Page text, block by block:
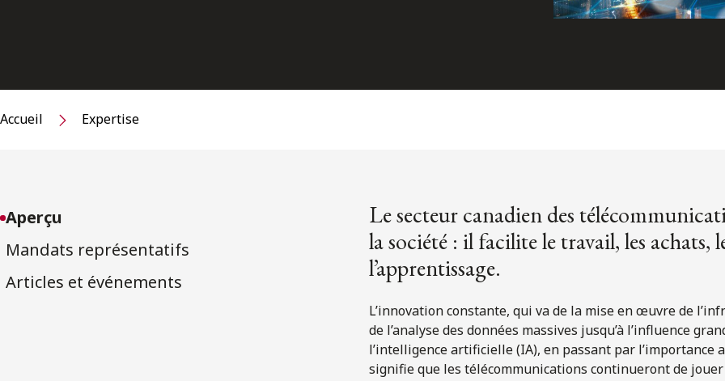
Accueil Expertise
Aperçu
Mandats représentatifs
Articles et événements
Le secteur canadien des
la société : il facilite le travail, les achats,
l’apprentissage.
L’innovation constante, qui va de la mise en œuvre de
de l’analyse des données massives jusqu’à l’influence
l’intelligence artificielle (IA), en passant par l’importance
signifie que les télécommunications continueront de